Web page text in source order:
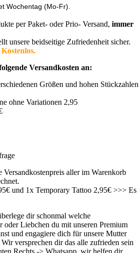
Wochentag (Mo-Fr).
per Paket- oder Prio- Versand, immer
unsere beidseitige Zufriedenheit sicher.
Versandkosten an:
Größen und hohen Stückzahlen
ohne Variationen 2,95
aller im Warenkorb
und 1x Temporary Tattoo 2,95€ >>> Es
dir schonmal welche
oder Liebchen du mit unseren Premium
und engagiere dich für unsere Mutter
versprechen dir das alle zufrieden sein
Rechts -> Whatsapp, wir helfen dir